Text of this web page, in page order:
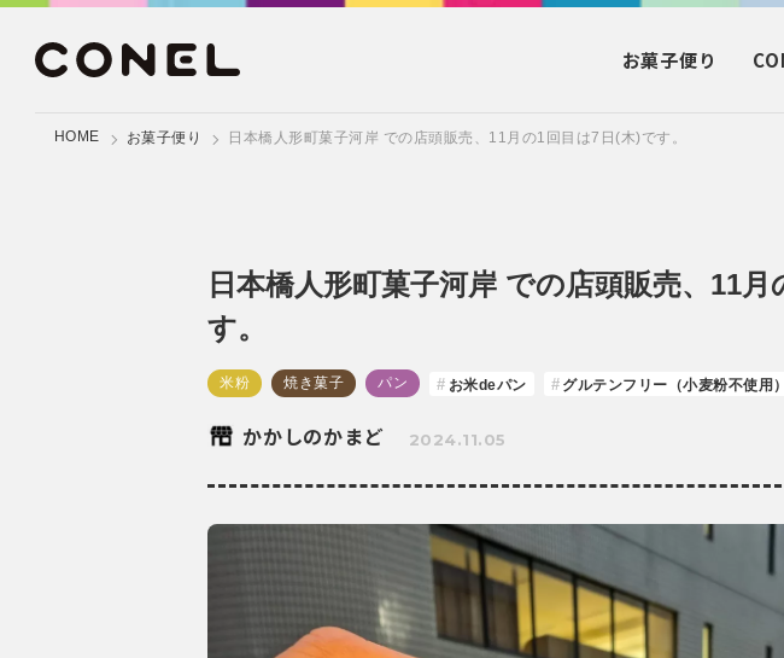
お菓子便り
HOME お菓子便り 日本橋人形町菓子河岸 での店頭販売、11月の1回目は7日(木)です。
日本橋人形町菓子河岸 での店頭販売、11
す。
米粉 焼き菓子 パン お米deパン グルテンフリー（小麦粉不使用）
かかしのかまど 2024.11.05